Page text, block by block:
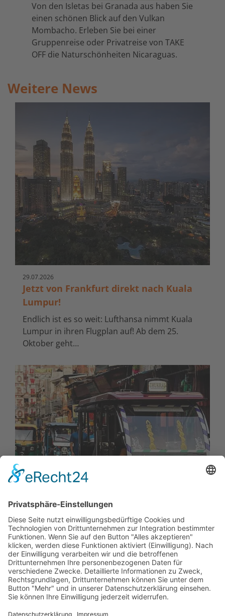
Von den Isletas bei Granada aus haben Sie
einen schönen Blick auf den Vulkan
Mombacho. Erleben Sie bei einer
Gruppenreise oder Privatreise von TAKE
OFF die Naturschönheiten Nicaraguas.
Weitere News
29.07.2026
Jetzt von Frankfurt direkt nach Kuala
Lumpur!
Endlich ist es so weit: Lufthansa nimmt Kuala
Lumpur in ihren Flugplan auf! Ab dem 25.
Oktober geht…
01.07.2026
Delhi fördert Elektromobilität mit
neuer Fahrzeugpolitik
Delhi hat mit der Electric Vehicles Policy 2026
eine neue Richtlinie zur Förderung von…